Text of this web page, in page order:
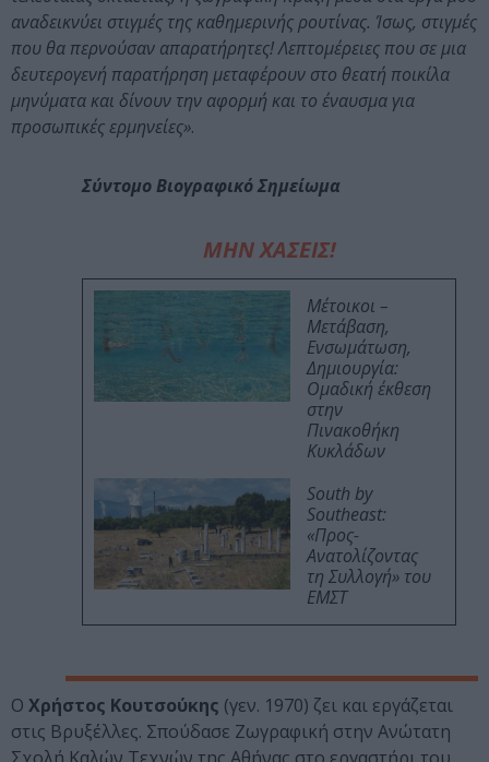
αναδεικνύει στιγμές της καθημερινής ρουτίνας. Ίσως, στιγμές
που θα περνούσαν απαρατήρητες! Λεπτομέρειες που σε μια
δευτερογενή παρατήρηση μεταφέρουν στο θεατή ποικίλα
μηνύματα και δίνουν την αφορμή και το έναυσμα για
προσωπικές ερμηνείες».
Σύντομο Βιογραφικό Σημείωμα
ΜΗΝ ΧΑΣΕΙΣ!
Μέτοικοι –
Μετάβαση,
Ενσωμάτωση,
Δημιουργία:
Ομαδική έκθεση
στην
Πινακοθήκη
Κυκλάδων
South by
Southeast:
«Προς-
Ανατολίζοντας
τη Συλλογή» του
ΕΜΣΤ
Ο Χρήστος Κουτσούκης (γεν. 1970) ζει και εργάζεται
στις Βρυξέλλες. Σπούδασε Ζωγραφική στην Ανώτατη